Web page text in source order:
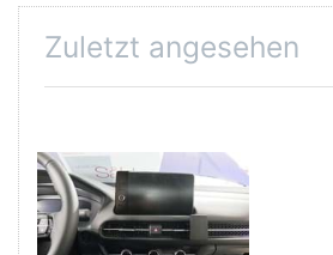
Zuletzt angesehen